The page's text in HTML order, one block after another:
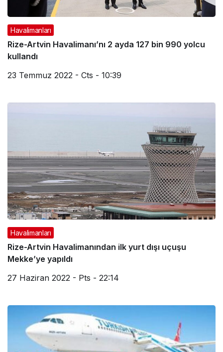
Havalimanları
Rize-Artvin Havalimanı’nı 2 ayda 127 bin 990 yolcu
kullandı
23 Temmuz 2022 - Cts - 10:39
Havalimanları
Rize-Artvin Havalimanından ilk yurt dışı uçuşu
Mekke’ye yapıldı
27 Haziran 2022 - Pts - 22:14